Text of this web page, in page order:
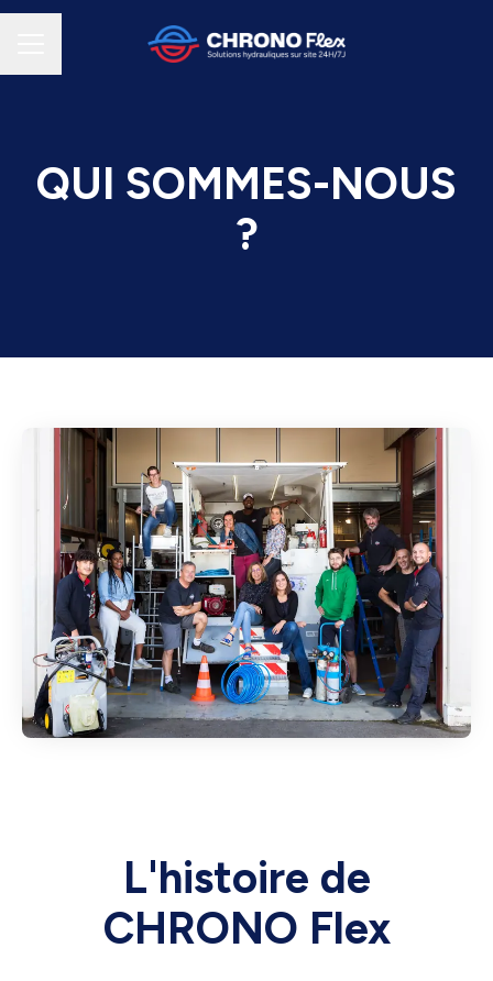
QUI SOMMES-NOUS
?
L'histoire de
CHRONO Flex